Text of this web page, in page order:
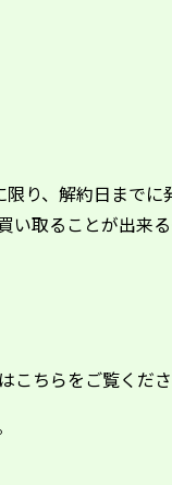
り、解約日まで
取ることが出来
こちらをご覧くださ